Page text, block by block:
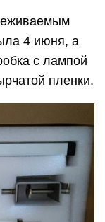
4 июня, а
с лампой
пленки.